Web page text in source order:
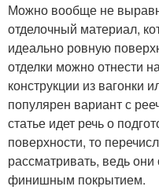
Можно вообще не
отделочный материал,
идеально ровную
отделки можно отнести
конструкции из вагонки
популярен вариант с
статье идет речь о
поверхности, то
рассматривать, ведь
финишным покрытием.